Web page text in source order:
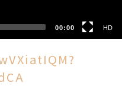
00:00 HD